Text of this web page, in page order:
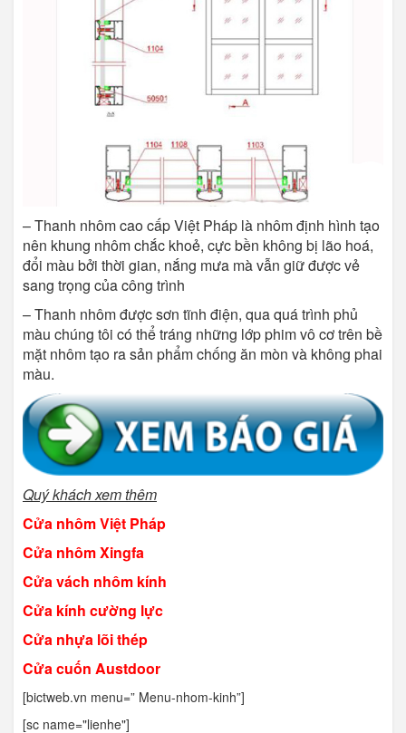
– Thanh nhôm cao cấp Việt Pháp là nhôm định hình tạo
nên khung nhôm chắc khoẻ, cực bền không bị lão hoá,
đổi màu bởi thời gian, nắng mưa mà vẫn giữ được vẻ
sang trọng của công trình
– Thanh nhôm được sơn tĩnh điện, qua quá trình phủ
màu chúng tôi có thể tráng những lớp phim vô cơ trên bề
mặt nhôm tạo ra sản phẩm chống ăn mòn và không phai
màu.
Quý khách xem thêm
Cửa nhôm Việt Pháp
Cửa nhôm Xingfa
Cửa vách nhôm kính
Cửa kính cường lực
Cửa nhựa lõi thép
Cửa cuốn Austdoor
[bictweb.vn menu=” Menu-nhom-kinh”]
[sc name="lienhe"]